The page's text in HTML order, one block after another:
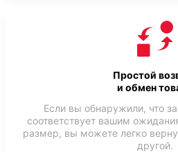
Простой
и обмен
Если вы обнаружили, что
соответствует вашим
размер, вы можете легко
другой.